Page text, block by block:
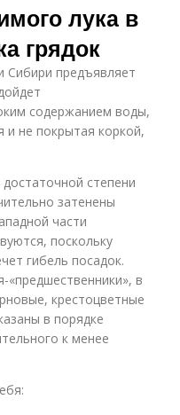
лука в
грядок
Сибири предъявляет
содержанием воды,
не покрытая коркой,
степени
затенены
части
поскольку
гибель посадок.
«предшественники», в
крестоцветные
в порядке
к менее